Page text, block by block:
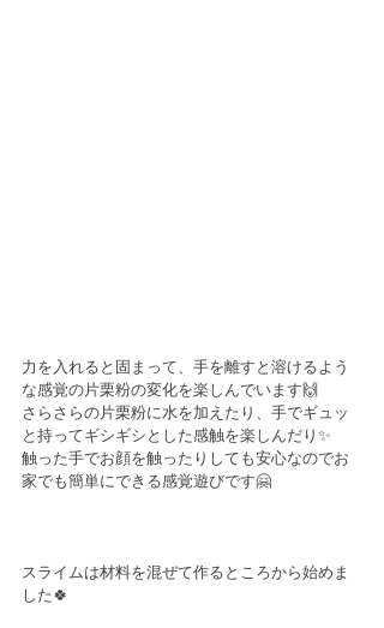
力を入れると固まって、手を離すと溶けるよう
な感覚の片栗粉の変化を楽しんでいます🙌
さらさらの片栗粉に水を加えたり、手でギュッ
と持ってギシギシとした感触を楽しんだり✨
触った手でお顔を触ったりしても安心なのでお
家でも簡単にできる感覚遊びです🤗
スライムは材料を混ぜて作るところから始めま
した🍀